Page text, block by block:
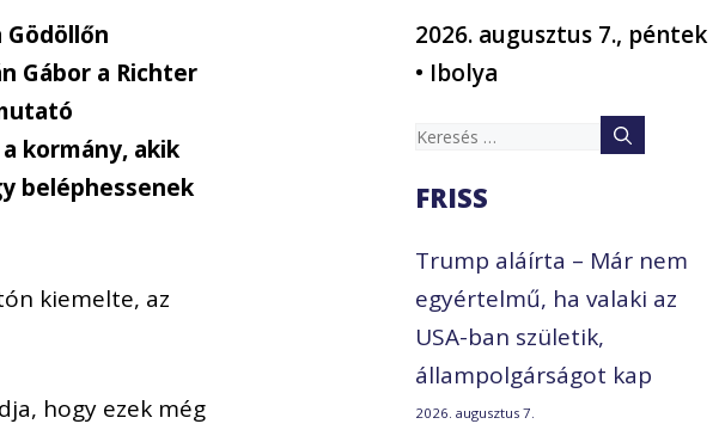
Gödöllőn
Gábor a Richter
kormány, akik
beléphessenek
kiemelte, az
hogy ezek még
2026. augusztus 7., péntek
• Ibolya
Keresés:
FRISS
Trump aláírta – Már nem
egyértelmű, ha valaki az
USA-ban születik,
állampolgárságot kap
2026. augusztus 7.